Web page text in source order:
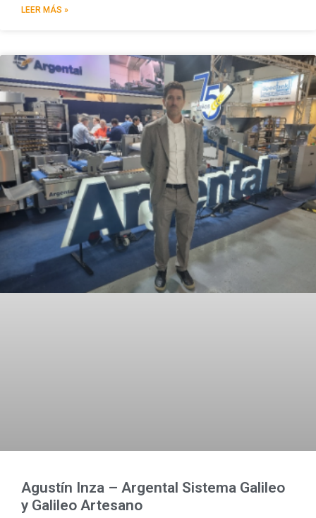
LEER MÁS »
Agustín Inza – Argental Sistema Galileo
y Galileo Artesano